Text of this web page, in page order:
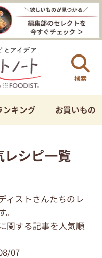
検索
ンキング お買いもの
レシピ一覧
ィストさんたちのレ
関する記事を人気順
07